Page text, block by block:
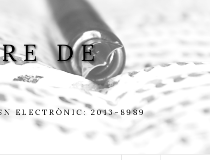
DE
ELECTRÒNIC: 2013-8989